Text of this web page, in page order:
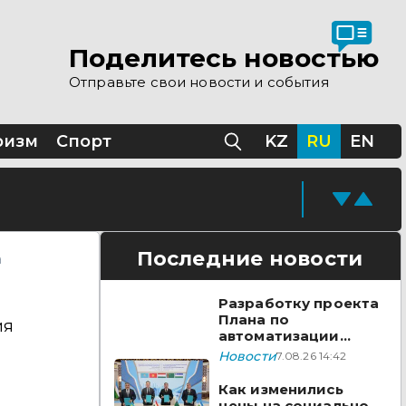
Поделитесь новостью
Отправьте свои новости и события
Спорт KZ RU EN
Последние новости
Разработку проекта
Плана по
автоматизации
учета воды в
Сырдарья одобрили
государства ЦА
Новости7.08.26 14:42
Как изменились